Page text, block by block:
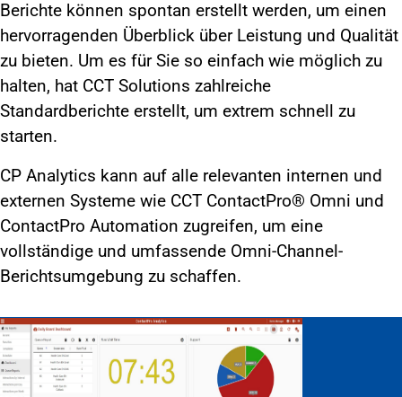
Berichte können spontan erstellt werden, um einen
hervorragenden Überblick über Leistung und Qualität
zu bieten. Um es für Sie so einfach wie möglich zu
halten, hat CCT Solutions zahlreiche
Standardberichte erstellt, um extrem schnell zu
starten.
CP Analytics kann auf alle relevanten internen und
externen Systeme wie CCT ContactPro® Omni und
ContactPro Automation zugreifen, um eine
vollständige und umfassende Omni-Channel-
Berichtsumgebung zu schaffen.